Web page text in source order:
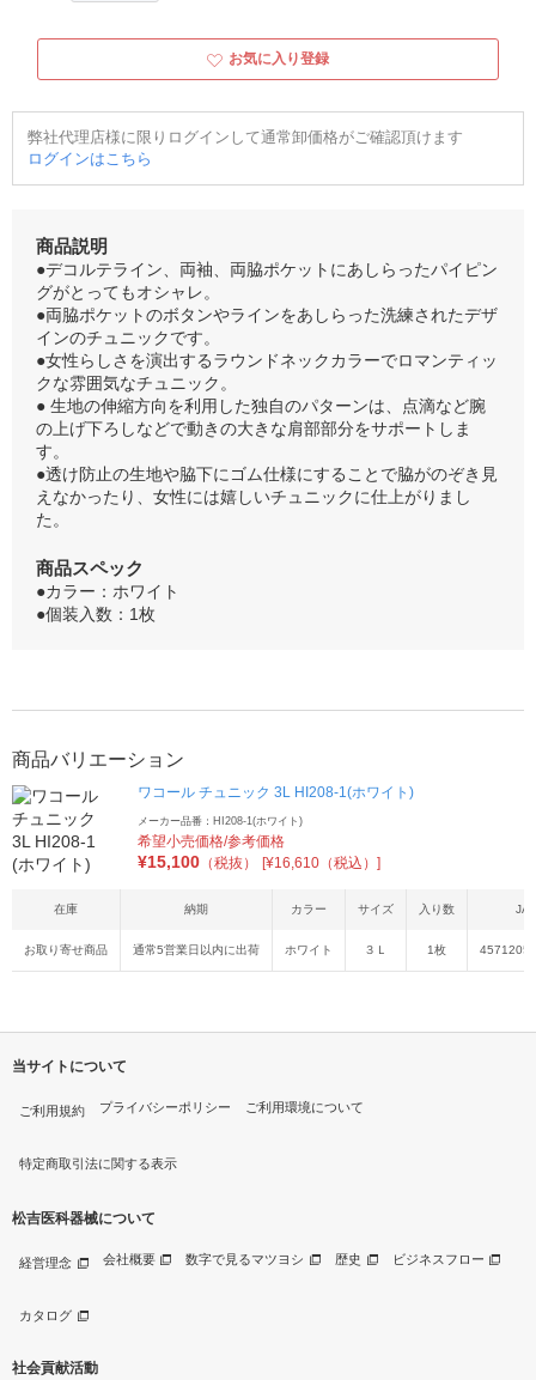
お気に入り登録
弊社代理店様に限りログインして通常卸価格がご確認頂けます
ログインはこちら
商品説明
●デコルテライン、両袖、両脇ポケットにあしらったパイピン
グがとってもオシャレ。
●両脇ポケットのボタンやラインをあしらった洗練されたデザ
インのチュニックです。
●女性らしさを演出するラウンドネックカラーでロマンティッ
クな雰囲気なチュニック。
● 生地の伸縮方向を利用した独自のパターンは、点滴など腕
の上げ下ろしなどで動きの大きな肩部部分をサポートしま
す。
●透け防止の生地や脇下にゴム仕様にすることで脇がのぞき見
えなかったり、女性には嬉しいチュニックに仕上がりまし
た。
商品スペック
●カラー：ホワイト
●個装入数：1枚
商品バリエーション
ワコール チュニック 3L HI208-1(ホワイト)
メーカー品番：HI208-1(ホワイト)
希望小売価格/参考価格
¥15,100 （税抜） [¥16,610（税込）]
在庫 納期 カラー サイズ 入り数
お取り寄せ商品 通常5営業日以内に出荷 ホワイト ３Ｌ 1枚
当サイトについて
ご利用規約 プライバシーポリシー ご利用環境について
特定商取引法に関する表示
松吉医科器械について
経営理念 会社概要 数字で見るマツヨシ 歴史 ビジネスフロー
カタログ
社会貢献活動